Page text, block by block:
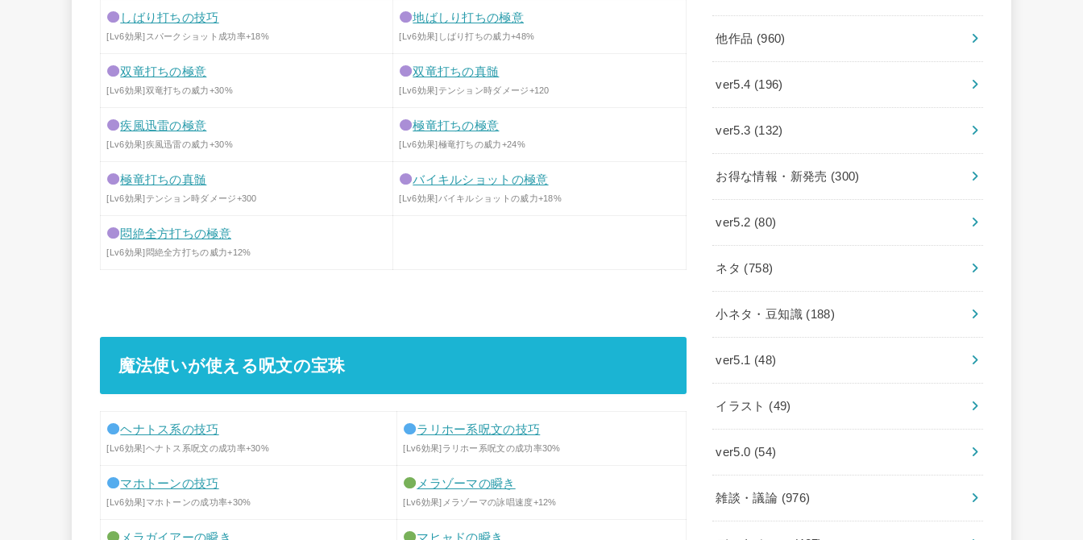
しばり打ちの技巧
[Lv6効果]スパークショット成功率+18%
地ばしり打ちの極意
[Lv6効果]しばり打ちの威力+48%
双竜打ちの極意
[Lv6効果]双竜打ちの威力+30%
双竜打ちの真髄
[Lv6効果]テンション時ダメージ+120
疾風迅雷の極意
[Lv6効果]疾風迅雷の威力+30%
極竜打ちの極意
[Lv6効果]極竜打ちの威力+24%
極竜打ちの真髄
[Lv6効果]テンション時ダメージ+300
バイキルショットの極意
[Lv6効果]バイキルショットの威力+18%
悶絶全方打ちの極意
[Lv6効果]悶絶全方打ちの威力+12%
魔法使いが使える呪文の宝珠
ヘナトス系の技巧
[Lv6効果]ヘナトス系呪文の成功率+30%
ラリホー系呪文の技巧
[Lv6効果]ラリホー系呪文の成功率30%
マホトーンの技巧
[Lv6効果]マホトーンの成功率+30%
メラゾーマの瞬き
[Lv6効果]メラゾーマの詠唱速度+12%
他作品 (960)
ver5.4 (196)
ver5.3 (132)
お得な情報・新発売 (300)
ver5.2 (80)
ネタ (758)
小ネタ・豆知識 (188)
ver5.1 (48)
イラスト (49)
ver5.0 (54)
雑談・議論 (976)